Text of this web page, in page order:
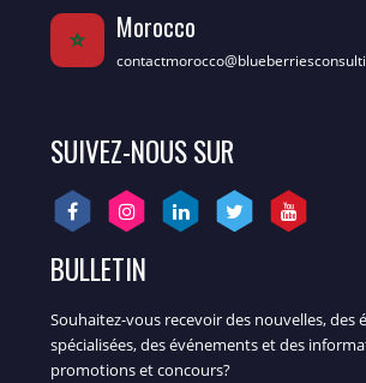
Morocco
SUIVEZ-NOUS SUR
BULLETIN
Souhaitez-vous recevoir des nouvelles, des
spécialisées, des événements et des
promotions et concours?